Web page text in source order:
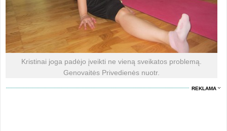
Kristinai joga padėjo įveikti ne vieną sveikatos problemą.
Genovaitės Privedienės nuotr.
REKLAMA